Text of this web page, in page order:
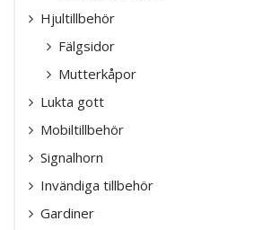
Hjultillbehör
Fälgsidor
Mutterkåpor
Lukta gott
Mobiltillbehör
Signalhorn
Invändiga tillbehör
Gardiner